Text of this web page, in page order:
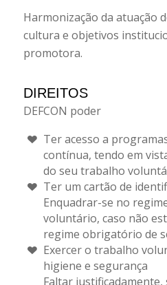
Harmonização da atuação
cultura e objetivos
promotora.
DIREITOS
DEFCON poder
Ter acesso a
contínua, tendo em
do seu trabalho
Ter um cartão de
Enquadrar-se no
voluntário, caso não
regime obrigatório de
Exercer o trabalho
higiene e segurança
Faltar